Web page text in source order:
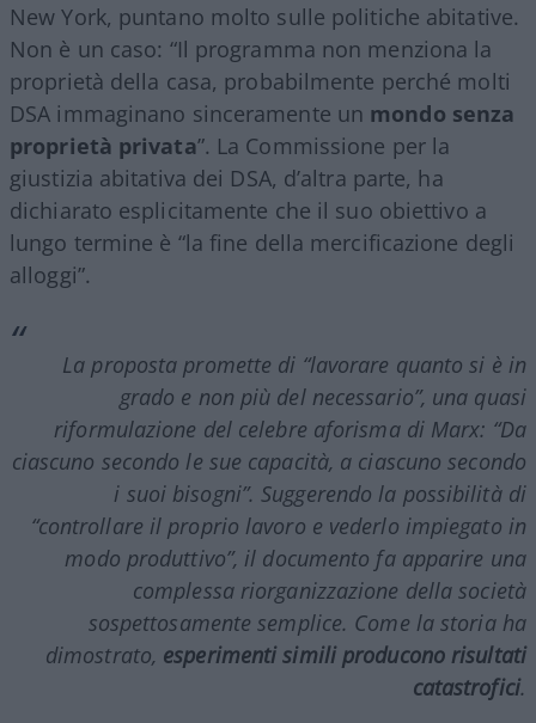
New York, puntano molto sulle politiche abitative.
Non è un caso: “Il programma non menziona la
proprietà della casa, probabilmente perché molti
DSA immaginano sinceramente un mondo senza
proprietà privata”. La Commissione per la
giustizia abitativa dei DSA, d’altra parte, ha
dichiarato esplicitamente che il suo obiettivo a
lungo termine è “la fine della mercificazione degli
alloggi”.
La proposta promette di “lavorare quanto si è in
grado e non più del necessario”, una quasi
riformulazione del celebre aforisma di Marx: “Da
ciascuno secondo le sue capacità, a ciascuno secondo
i suoi bisogni”. Suggerendo la possibilità di
“controllare il proprio lavoro e vederlo impiegato in
modo produttivo”, il documento fa apparire una
complessa riorganizzazione della società
sospettosamente semplice. Come la storia ha
dimostrato, esperimenti simili producono risultati
catastrofici.